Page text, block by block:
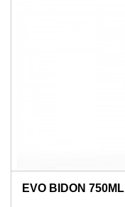
EVO BIDON 750ML